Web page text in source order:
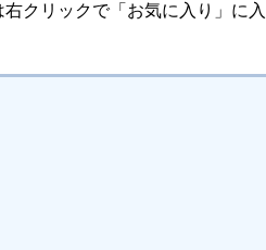
クリックで「お気に入り」に